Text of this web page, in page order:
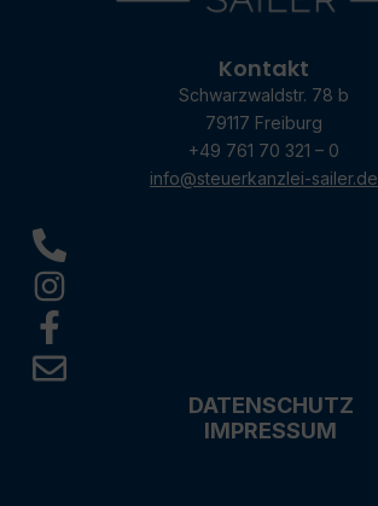
Kontakt
Schwarzwaldstr. 78 b
79117 Freiburg
+49 761 70 321 – 0
info@steuerkanzlei-sailer.de
DATENSCHUTZ
IMPRESSUM